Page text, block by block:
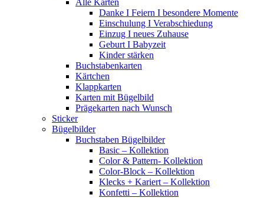
Alle Karten
Danke I Feiern I besondere Momente
Einschulung I Verabschiedung
Einzug I neues Zuhause
Geburt I Babyzeit
Kinder stärken
Buchstabenkarten
Kärtchen
Klappkarten
Karten mit Bügelbild
Prägekarten nach Wunsch
Sticker
Bügelbilder
Buchstaben Bügelbilder
Basic – Kollektion
Color & Pattern- Kollektion
Color-Block – Kollektion
Klecks + Kariert – Kollektion
Konfetti – Kollektion